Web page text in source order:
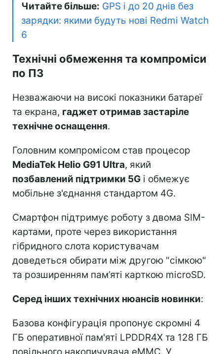
Читайте більше: GPS і до 20 днів без
зарядки: якими будуть нові Redmi Watch
6
Технічні обмеження та компроміси
по ПЗ
Незважаючи на високі показники батареї
та екрана, гаджет отримав застаріле
технічне оснащення.
Головним компромісом став процесор
MediaTek Helio G91 Ultra, який
позбавлений підтримки 5G і обмежує
мобільне з'єднання стандартом 4G.
Смартфон підтримує роботу з двома SIM-
картами, проте через використання
гібридного слота користувачам
доведеться обирати між другою "сімкою"
та розширенням пам’яті карткою microSD.
Серед інших технічних нюансів новинки:
Базова конфігурація пропонує скромні 4
ГБ оперативної пам'яті LPDDR4X та 128 ГБ